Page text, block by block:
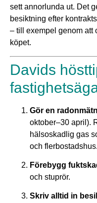
sett annorlunda ut. Det
besiktning efter
– till exempel genom att
köpet.
Davids
Gör en
oktober–30 april).
hälsoskadlig gas
och flerbostadshus.
Förebygg
och stuprör.
Skriv alltid in